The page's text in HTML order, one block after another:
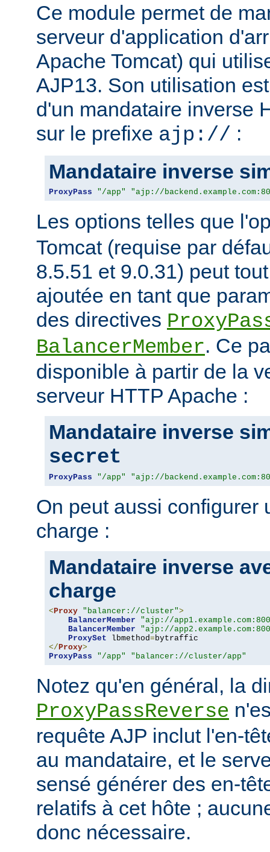
Ce module permet de
serveur d'application
Apache Tomcat) qui
AJP13. Son utilisation
d'un mandataire inverse
sur le prefixe ajp:// :
Mandataire inverse
ProxyPass "/app" "ajp://
Les options telles que
Tomcat (requise par
8.5.51 et 9.0.31) peut
ajoutée en tant que
des directives
BalancerMember. Ce
disponible à partir de la
serveur HTTP Apache :
Mandataire inverse
secret
ProxyPass "/app" "ajp://
On peut aussi configurer
charge :
Mandataire inverse
charge
< Proxy "balancer://cluster">
BalancerMember
"ajp://
BalancerMember
"ajp://
ProxySet lbmethod=
</ Proxy>
ProxyPass
"/app" "balancer://cluster/app"
Notez qu'en général, la
ProxyPassReverse
requête AJP inclut l'en-
au mandataire, et le
sensé générer des en-
relatifs à cet hôte ;
donc nécessaire.